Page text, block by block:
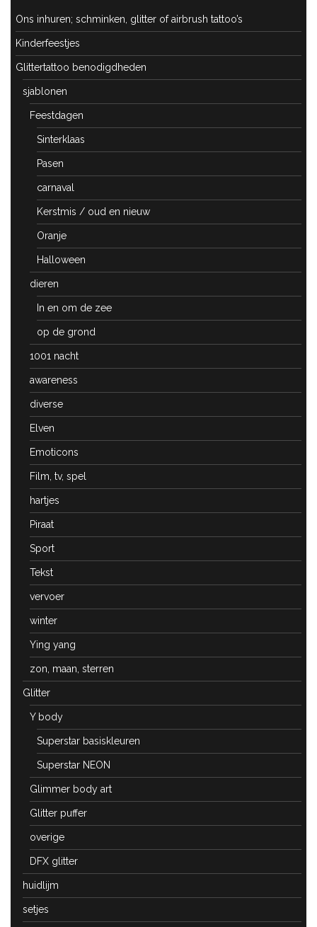
Ons inhuren; schminken, glitter of airbrush tattoo’s
Kinderfeestjes
Glittertattoo benodigdheden
sjablonen
Feestdagen
Sinterklaas
Pasen
carnaval
Kerstmis / oud en nieuw
Oranje
Halloween
dieren
In en om de zee
op de grond
1001 nacht
awareness
diverse
Elven
Emoticons
Film, tv, spel
hartjes
Piraat
Sport
Tekst
vervoer
winter
Ying yang
zon, maan, sterren
Glitter
Y body
Superstar basiskleuren
Superstar NEON
Glimmer body art
Glitter puffer
overige
DFX glitter
huidlijm
setjes